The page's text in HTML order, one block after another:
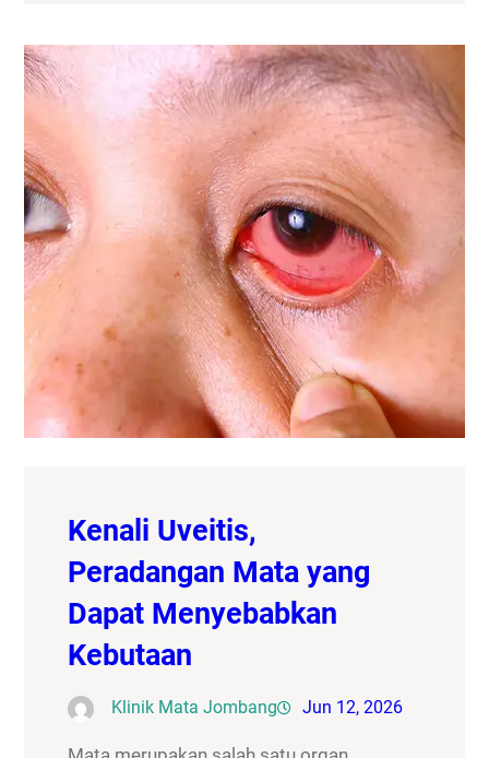
Kenali Uveitis,
Peradangan Mata yang
Dapat Menyebabkan
Kebutaan
Klinik Mata Jombang Jun 12, 2026